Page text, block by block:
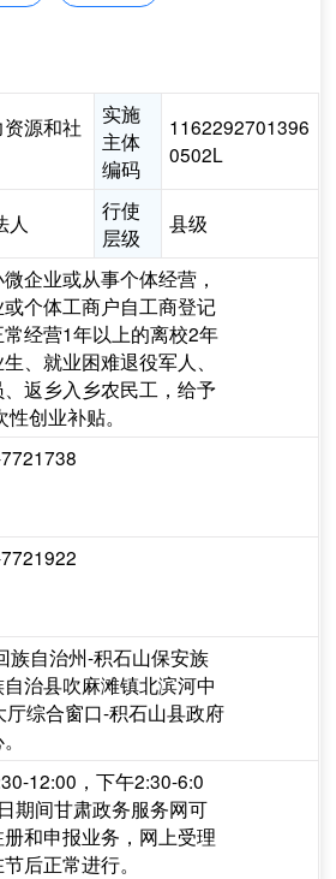
源和社
实施
主体
编码
1162292701396
0502L
人
行使
层级
县级
企业或从事个体经营，
或个体工商户自工商登记
经营1年以上的离校2年
、就业困难退役军人、
返乡入乡农民工，给予
创业补贴。
族自治州-积石山保安族
治县吹麻滩镇北滨河中
厅综合窗口-积石山县政府
12:00，下午2:30-6:0
期间甘肃政务服务网可
和申报业务，网上受理
后正常进行。